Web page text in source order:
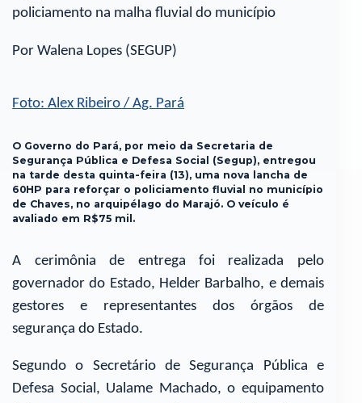
policiamento na malha fluvial do município
Por Walena Lopes (SEGUP)
Foto: Alex Ribeiro / Ag. Pará
O Governo do Pará, por meio da Secretaria de
Segurança Pública e Defesa Social (Segup), entregou
na tarde desta quinta-feira (13), uma nova lancha de
60HP para reforçar o policiamento fluvial no município
de Chaves, no arquipélago do Marajó. O veículo é
avaliado em R$75 mil.
A cerimônia de entrega foi realizada pelo
governador do Estado, Helder Barbalho, e demais
gestores e representantes dos órgãos de
segurança do Estado.
Segundo o Secretário de Segurança Pública e
Defesa Social, Ualame Machado, o equipamento